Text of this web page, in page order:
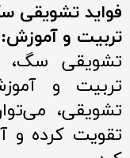
فواید تشویقی
تربیت و آموزش:
تشویقی سگ،
تربیت و
تشویقی،
تقویت کرده و